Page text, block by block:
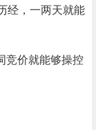
经，一两天就能
竞价就能够操控